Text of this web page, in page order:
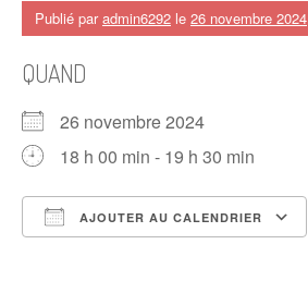
Publié paradmin6292 le 26 novembre 2024
QUAND
26 novembre 2024
18 h 00 min - 19 h 30 min
AJOUTER AU CALENDRIER